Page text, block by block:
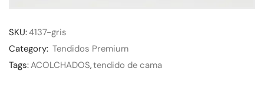
SKU:4137-gris
Category: Tendidos Premium
Tags:ACOLCHADOS,tendido de cama